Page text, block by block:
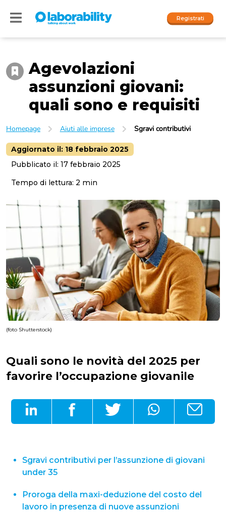
Registrati
I nostri social
Accedi
People
Company
Agevolazioni
assunzioni giovani:
quali sono e requisiti
Homepage Aiuti alle imprese Sgravi contributivi
Aggiornato il: 18 febbraio 2025
Pubblicato il: 17 febbraio 2025
Tempo di lettura: 2 min
(foto Shutterstock)
Quali sono le novità del 2025 per
favorire l’occupazione giovanile
Sgravi contributivi per l’assunzione di giovani
under 35
Proroga della maxi-deduzione del costo del
lavoro in presenza di nuove assunzioni